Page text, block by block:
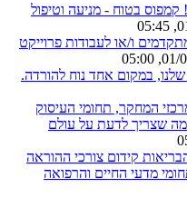
קמפוס בטוח - מניעה וטיפול
ו/או לעבודות פרוייקט
01/08/
שלנו, במקום אחד נוח להורדה.
המחקר, תחומי העיסוק
שצריך לדעת על עולם
קידום צורכי ההוראה
מדעי החיים והרפואה